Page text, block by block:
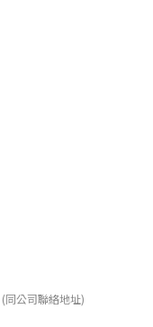
(同公司聯絡地址)